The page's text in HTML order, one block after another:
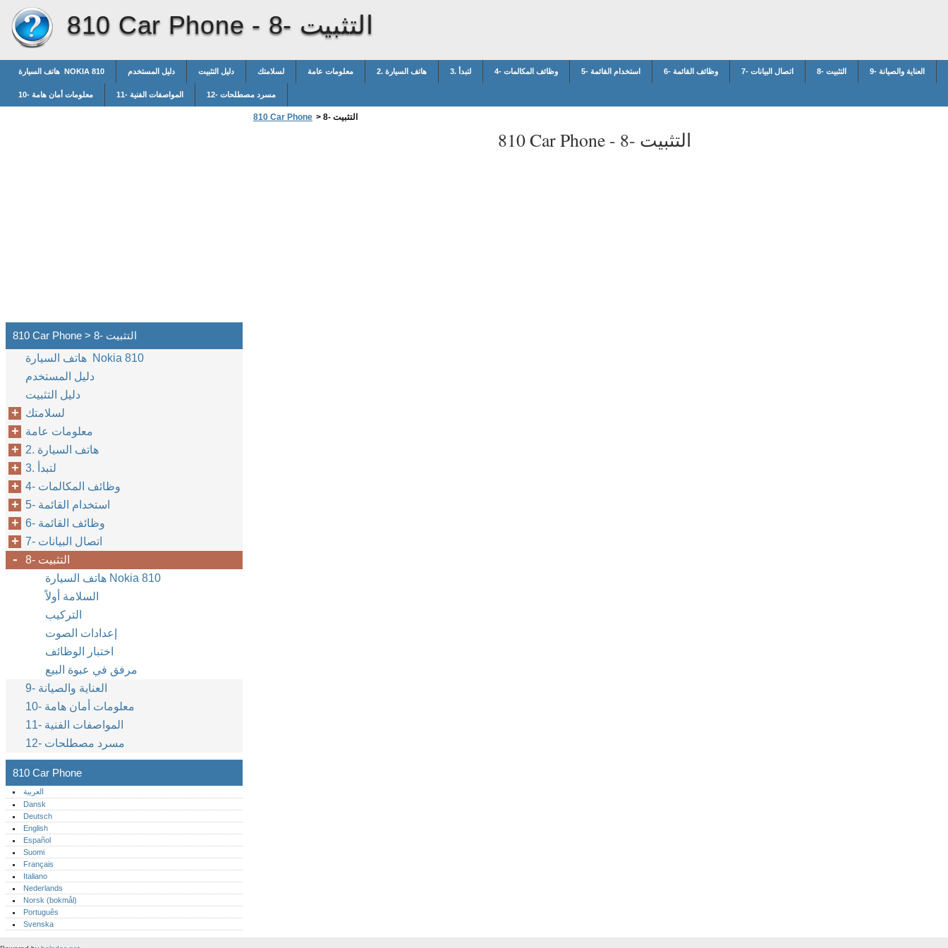
810 Car Phone - 8- التثبيت
هاتف السيارة NOKIA 810 دليل المستخدم دليل التثبيت لسلامتك معلومات عامة 2. هاتف السيارة 3. لتبدأ 4- وظائف المكالمات 5- استخدام القائمة 6- وظائف القائمة 7- اتصال البيانات 8- التثبيت 9- العناية والصيانة
10- معلومات أمان هامة 11- المواصفات الفنية 12- مسرد مصطلحات
810 Car Phone > 8- التثبيت
810 Car Phone - 8- التثبيت
810 Car Phone > 8- التثبيت
هاتف السيارة Nokia 810
دليل المستخدم
دليل التثبيت
لسلامتك
معلومات عامة
2. هاتف السيارة
3. لتبدأ
4- وظائف المكالمات
5- استخدام القائمة
6- وظائف القائمة
7- اتصال البيانات
8- التثبيت
هاتف السيارة Nokia 810
السلامة أولاً
التركيب
إعدادات الصوت
اختبار الوظائف
مرفق في عبوة البيع
9- العناية والصيانة
10- معلومات أمان هامة
11- المواصفات الفنية
12- مسرد مصطلحات
810 Car Phone
العربية
Dansk
Deutsch
English
Español
Suomi
Français
Italiano
Nederlands
Norsk (bokmål)‎
Português‎
Svenska